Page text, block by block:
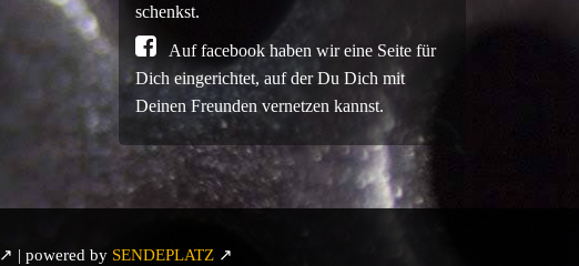
schenkst.
Auf facebook haben wir eine Seite für
Dich eingerichtet, auf der Du Dich mit
Deinen Freunden vernetzen kannst.
↗ | powered by SENDEPLATZ ↗